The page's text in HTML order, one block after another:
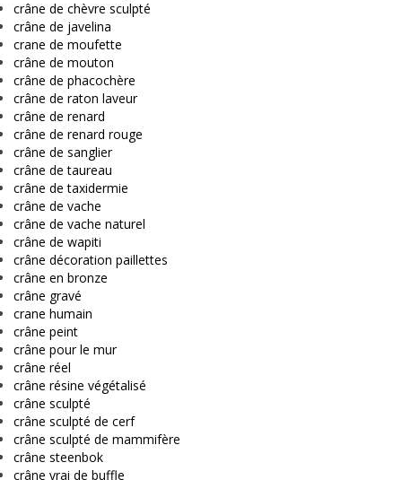
crâne de chèvre sculpté
crâne de javelina
crane de moufette
crâne de mouton
crâne de phacochère
crâne de raton laveur
crâne de renard
crâne de renard rouge
crâne de sanglier
crâne de taureau
crâne de taxidermie
crâne de vache
crâne de vache naturel
crâne de wapiti
crâne décoration paillettes
crâne en bronze
crâne gravé
crane humain
crâne peint
crâne pour le mur
crâne réel
crâne résine végétalisé
crâne sculpté
crâne sculpté de cerf
crâne sculpté de mammifère
crâne steenbok
crâne vrai de buffle